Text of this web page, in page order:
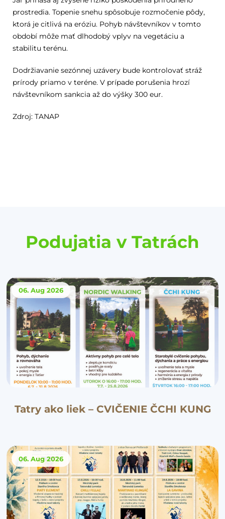
prostredia. Topenie snehu spôsobuje rozmočenie pôdy,
ktorá je citlivá na eróziu. Pohyb návštevníkov v tomto
období môže mať dlhodobý vplyv na vegetáciu a
stabilitu terénu.
Dodržiavanie sezónnej uzávery bude kontrolovať stráž
prírody priamo v teréne. V prípade porušenia hrozí
návštevníkom sankcia až do výšky 300 eur.
Zdroj: TANAP
Podujatia v Tatrách
06. Aug 2026
Tatry ako liek – CVIČENIE ČCHI KUNG
06. Aug 2026